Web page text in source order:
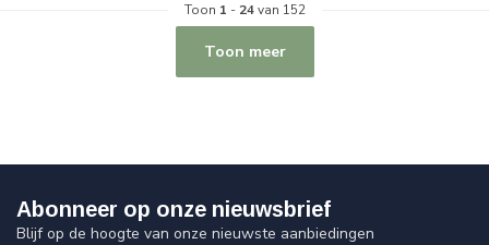
Toon 1 - 24van 152
Toon meer
Abonneer op onze nieuwsbrief
Blijf op de hoogte van onze nieuwste aanbiedingen